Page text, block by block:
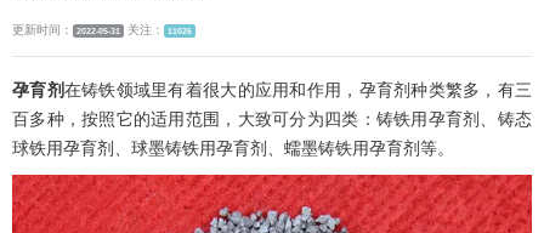
更新时间： 2022-05-31 关注： 11026
孕育剂 在铸铁领域里有着很大的应用和作用，孕育剂种类繁多，有三
百多种，按照它的适用范围，大致可分为四类：铸铁用孕育剂、铸态
球铁用孕育剂、球墨铸铁用孕育剂、蠕墨铸铁用孕育剂等。